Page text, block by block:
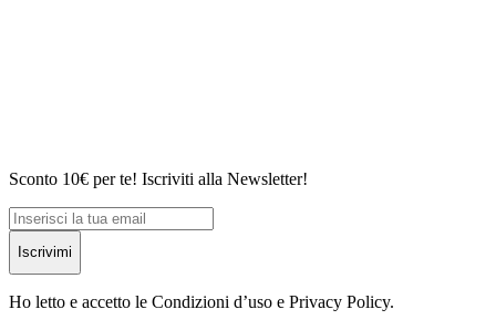
Sconto 10€ per te! Iscriviti alla Newsletter!
Iscrivimi
Ho letto e accetto le Condizioni d’uso e Privacy Policy.